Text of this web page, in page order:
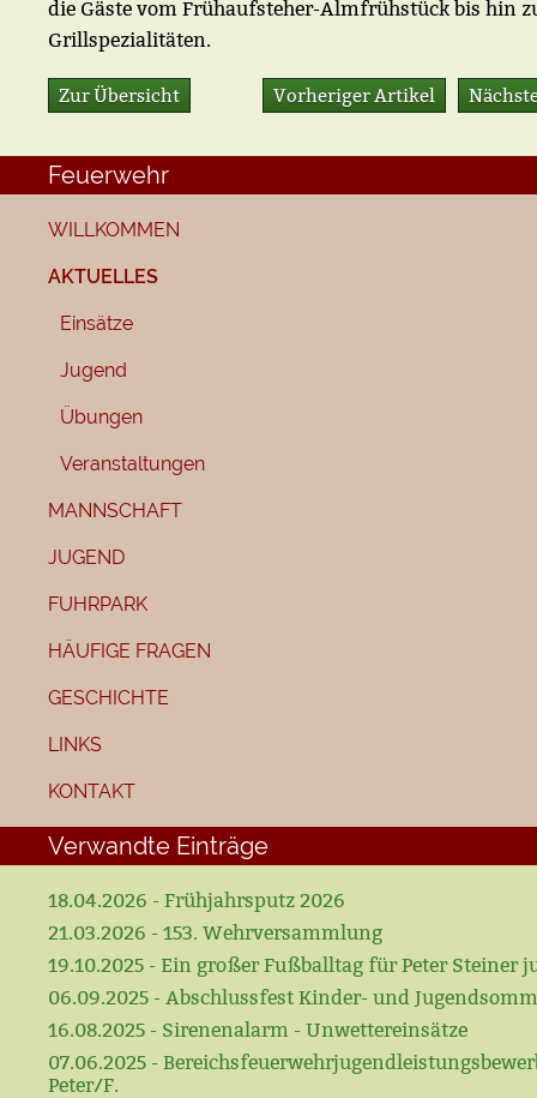
die Gäste vom Frühaufsteher-Almfrühstück bis hin
Grillspezialitäten.
Vorheriger Artikel
Zur Übersicht
Feuerwehr
WILLKOMMEN
AKTUELLES
Einsätze
Jugend
Übungen
Veranstaltungen
MANNSCHAFT
JUGEND
FUHRPARK
HÄUFIGE FRAGEN
GESCHICHTE
LINKS
KONTAKT
Verwandte Einträge
18.04.2026 - Frühjahrsputz 2026
21.03.2026 - 153. Wehrversammlung
19.10.2025 - Ein großer Fußballtag für Peter Steiner
06.09.2025 - Abschlussfest Kinder- und
16.08.2025 - Sirenenalarm - Unwettereinsätze
07.06.2025 -
Peter/F.